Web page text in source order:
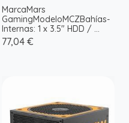
MarcaMars
GamingModeloMCZBahías-
Internas: 1 x 3.5" HDD / ...
77,04 €